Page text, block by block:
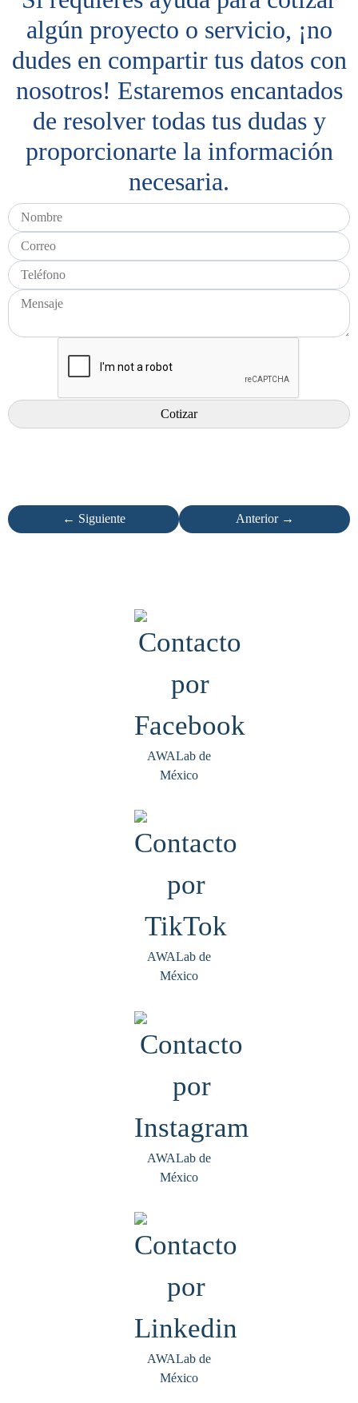
algún proyecto o servicio, ¡no
dudes en compartir tus datos con
nosotros! Estaremos encantados
de resolver todas tus dudas y
proporcionarte la información
necesaria.
← Siguiente Anterior →
AWALab de
México
AWALab de
México
AWALab de
México
AWALab de
México